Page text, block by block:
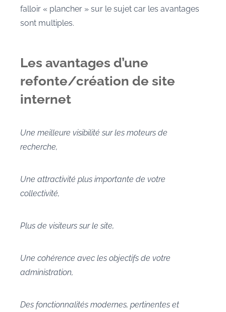
falloir « plancher » sur le sujet car les avantages
sont multiples.
Les avantages d’une
refonte/création de site
internet
Une meilleure visibilité sur les moteurs de
recherche,
Une attractivité plus importante de votre
collectivité,
Plus de visiteurs sur le site,
Une cohérence avec les objectifs de votre
administration,
Des fonctionnalités modernes, pertinentes et